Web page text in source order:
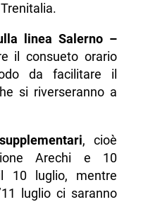
linea Salerno –
il consueto orario
da facilitare il
si riverseranno a
, cioè
Arechi e 10
luglio, mentre
luglio ci saranno